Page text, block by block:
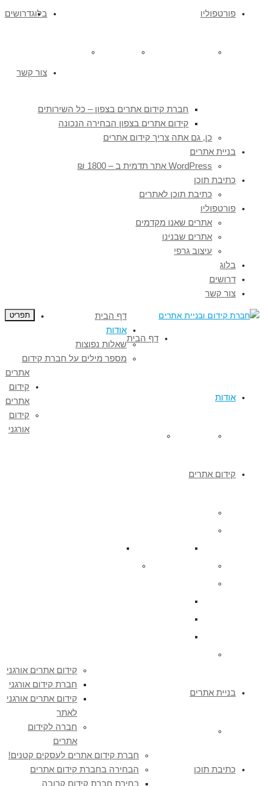
פורטפוליו
אתרים שאנו מקדמים אתרים שבנינו
בלוגדרושים
צור קשר
חברת קידום אתרים בצפון – כל השירותים
קידום אתרים בצפון הבחירה הנכונה
כן, גם אתה צריך קידום אתרים
בניית אתרים
WordPress אתר תדמית ב – 1800 ₪
כתיבת תוכן
כתיבת תוכן לאתרים
פורטפוליו
אתרים שאנו מקדמים
אתרים שבנינו
עיצוב גרפי
בלוג
דרושים
צור קשר
תפריט
דף הבית
אודות
שאלות נפוצות
קידום אתרים
חברת קידום אורגני
חברה לקידום אתרים
בניית אתרים
כתיבת תוכן
דף הבית
אודות
שאלות נפוצות
מספר מילים על חברת קידום
אתרים
קידום
אתרים
קידום
אורגני
קידום אתרים אורגני
חברת קידום אורגני
קידום אתרים אורגני
לאתר
חברה לקידום
אתרים
חברת קידום אתרים לעסקים קטנים!
הבחירה בחברת קידום אתרים
בחירת חברת קידום קרובה